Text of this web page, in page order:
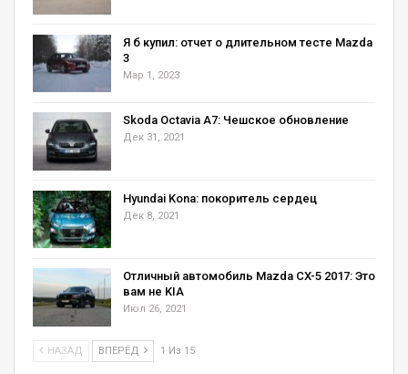
Я б купил: отчет о длительном тесте Mazda
3
Мар 1, 2023
Skoda Octavia А7: Чешское обновление
Дек 31, 2021
Hyundai Kona: покоритель сердец
Дек 8, 2021
Отличный автомобиль Mazda CX-5 2017: Это
вам не KIA
Июл 26, 2021
НАЗАД ВПЕРЁД 1 Из 15